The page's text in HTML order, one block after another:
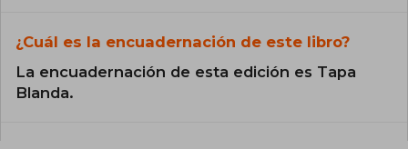
¿Cuál es la encuadernación de este libro?
La encuadernación de esta edición es Tapa
Blanda.